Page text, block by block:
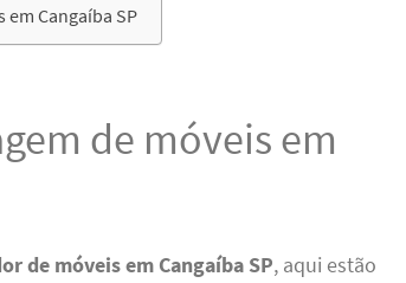
Cangaíba SP
de móveis em
de móveis em Cangaíba SP, aqui estão